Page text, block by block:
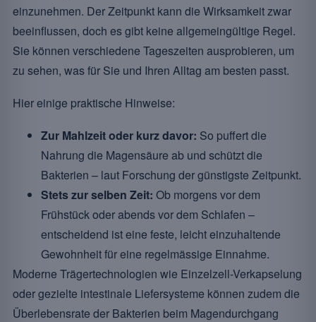
einzunehmen. Der Zeitpunkt kann die Wirksamkeit zwar
beeinflussen, doch es gibt keine allgemeingültige Regel.
Sie können verschiedene Tageszeiten ausprobieren, um
zu sehen, was für Sie und Ihren Alltag am besten passt.
Hier einige praktische Hinweise:
Zur Mahlzeit oder kurz davor: So puffert die
Nahrung die Magensäure ab und schützt die
Bakterien – laut Forschung der günstigste Zeitpunkt.
Stets zur selben Zeit: Ob morgens vor dem
Frühstück oder abends vor dem Schlafen –
entscheidend ist eine feste, leicht einzuhaltende
Gewohnheit für eine regelmässige Einnahme.
Moderne Trägertechnologien wie Einzelzell-Verkapselung
oder gezielte intestinale Liefersysteme können zudem die
Überlebensrate der Bakterien beim Magendurchgang